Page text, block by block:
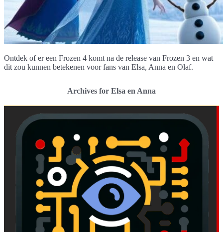
Ontdek of er een Frozen 4 komt na de release van Frozen 3 en wat
dit zou kunnen betekenen voor fans van Elsa, Anna en Olaf.
Archives for Elsa en Anna